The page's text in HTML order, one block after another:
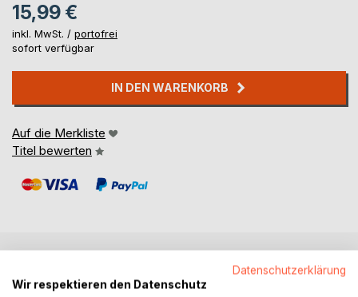
15,99 €
inkl. MwSt. / portofrei
sofort verfügbar
IN DEN WARENKORB
Auf die Merkliste
Titel bewerten
Datenschutzerklärung
Wir respektieren den Datenschutz